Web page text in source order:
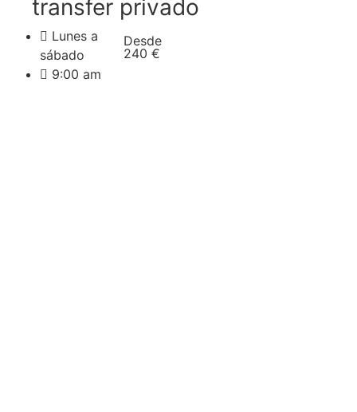
transfer privado
Lunes a
sábado
9:00 am
Desde
240 €